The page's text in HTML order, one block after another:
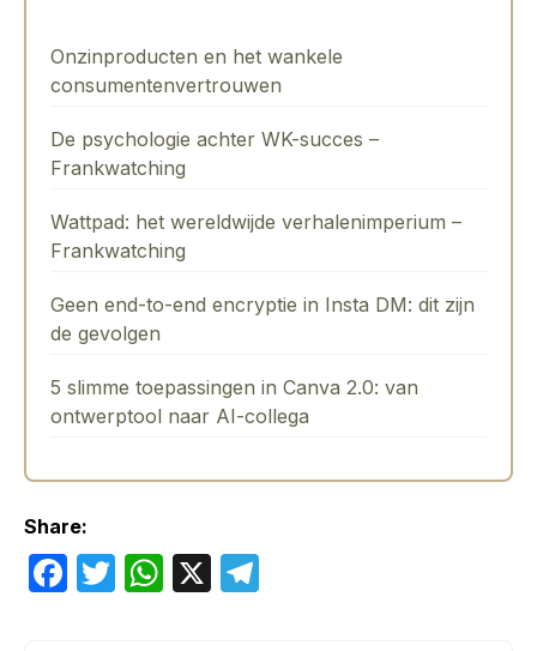
Onzinproducten en het wankele
consumentenvertrouwen
De psychologie achter WK-succes –
Frankwatching
Wattpad: het wereldwijde verhalenimperium –
Frankwatching
Geen end-to-end encryptie in Insta DM: dit zijn
de gevolgen
5 slimme toepassingen in Canva 2.0: van
ontwerptool naar AI-collega
Share:
F
T
W X